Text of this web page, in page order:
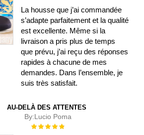
La housse que j’ai commandée
s’adapte parfaitement et la qualité
est excellente. Même si la
livraison a pris plus de temps
que prévu, j’ai reçu des réponses
rapides à chacune de mes
demandes. Dans l’ensemble, je
suis très satisfait.
AU-DELÀ DES ATTENTES
By:Lucio Poma
Évaluation :